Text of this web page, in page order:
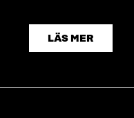
LÄS MER